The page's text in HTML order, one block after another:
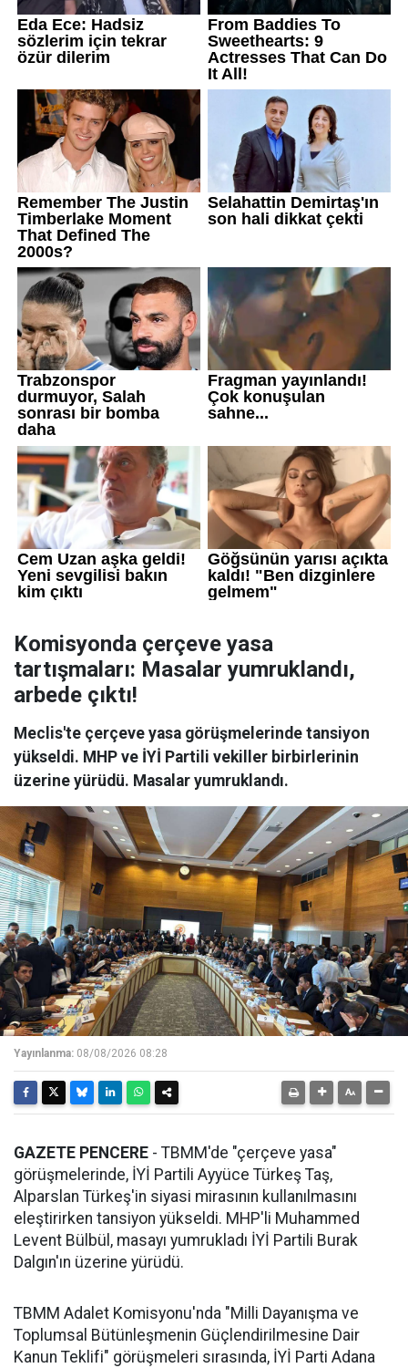
Komisyonda çerçeve yasa
tartışmaları: Masalar yumruklandı,
arbede çıktı!
Meclis'te çerçeve yasa görüşmelerinde tansiyon
yükseldi. MHP ve İYİ Partili vekiller birbirlerinin
üzerine yürüdü. Masalar yumruklandı.
Yayınlanma: 08/08/2026 08:28
GAZETE PENCERE - TBMM'de "çerçeve yasa"
görüşmelerinde, İYİ Partili Ayyüce Türkeş Taş,
Alparslan Türkeş'in siyasi mirasının kullanılmasını
eleştirirken tansiyon yükseldi. MHP'li Muhammed
Levent Bülbül, masayı yumrukladı İYİ Partili Burak
Dalgın'ın üzerine yürüdü.
TBMM Adalet Komisyonu'nda "Milli Dayanışma ve
Toplumsal Bütünleşmenin Güçlendirilmesine Dair
Kanun Teklifi" görüşmeleri sırasında, İYİ Parti Adana